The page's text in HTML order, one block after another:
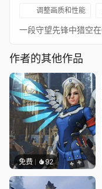
调整画质和性能
作者的其他作品
免费 92